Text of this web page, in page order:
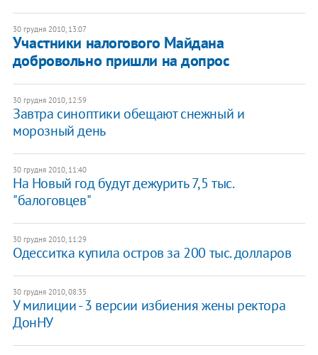
30 грудня 2010, 13:07
Участники налогового Майдана
добровольно пришли на допрос
30 грудня 2010, 12:59
Завтра синоптики обещают снежный и
морозный день
30 грудня 2010, 11:40
На Новый год будут дежурить 7,5 тыс.
"балоговцев"
30 грудня 2010, 11:29
Одесситка купила остров за 200 тыс. долларов
30 грудня 2010, 08:35
У милиции - 3 версии избиения жены ректора
ДонНУ